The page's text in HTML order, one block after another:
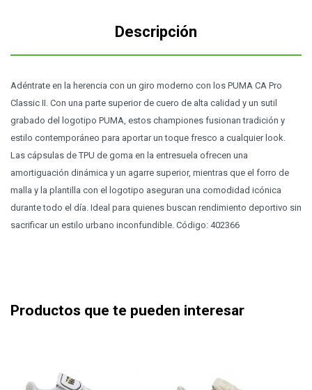
Descripción
Adéntrate en la herencia con un giro moderno con los PUMA CA Pro
Classic II. Con una parte superior de cuero de alta calidad y un sutil
grabado del logotipo PUMA, estos championes fusionan tradición y
estilo contemporáneo para aportar un toque fresco a cualquier look.
Las cápsulas de TPU de goma en la entresuela ofrecen una
amortiguación dinámica y un agarre superior, mientras que el forro de
malla y la plantilla con el logotipo aseguran una comodidad icónica
durante todo el día. Ideal para quienes buscan rendimiento deportivo sin
sacrificar un estilo urbano inconfundible. Código: 402366
Productos que te pueden interesar